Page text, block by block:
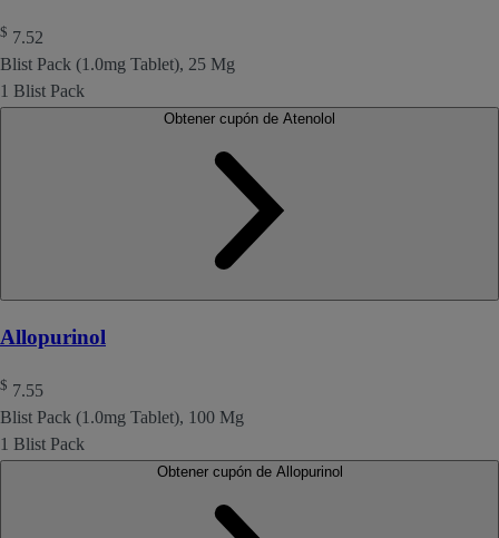
$ 7.52
Blist Pack (1.0mg Tablet), 25 Mg
1 Blist Pack
Allopurinol
$ 7.55
Blist Pack (1.0mg Tablet), 100 Mg
1 Blist Pack